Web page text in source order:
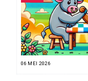
06 MEI 2026